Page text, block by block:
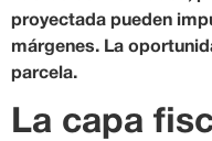
proyectada pueden
márgenes. La
parcela.
La capa